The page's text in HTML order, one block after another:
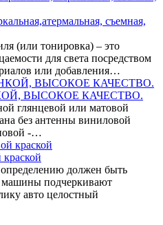
съемная,
(или тонировка) – это
для света посредством
или добавления…
ВЫСОКОЕ КАЧЕСТВО.
глянцевой или матовой
без антенны виниловой
-…
должен быть
машины подчеркивают
авто целостный